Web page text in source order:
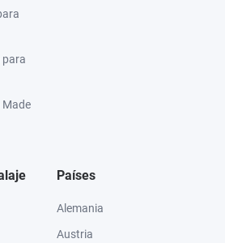
para
Made
Países
Alemania
Austria